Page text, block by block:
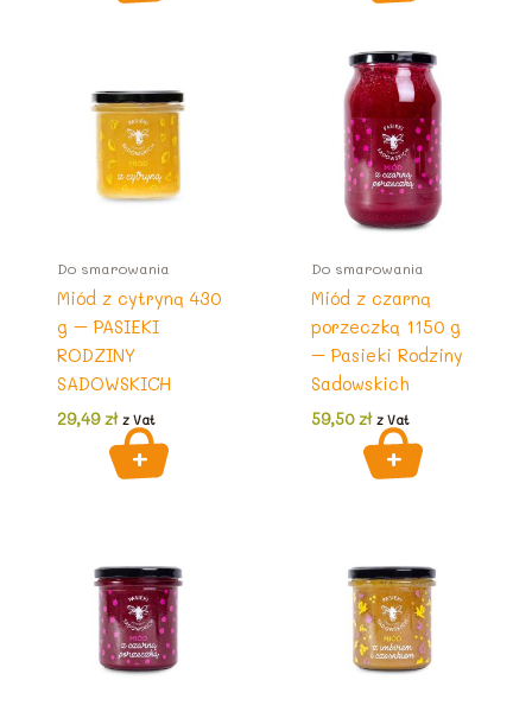
Do smarowania
Miód z cytryną 430
g – PASIEKI
RODZINY
SADOWSKICH
29,49zł z Vat
Do smarowania
Miód z czarną
porzeczką 1150 g
– Pasieki Rodziny
Sadowskich
59,50zł z Vat